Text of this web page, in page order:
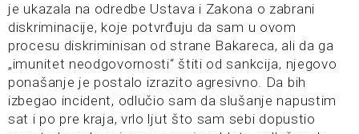
je ukazala na odredbe Ustava i Zakona o zabrani
diskriminacije, koje potvrđuju da sam u ovom
procesu diskriminisan od strane Bakareca, ali da ga
„imunitet neodgovornosti“ štiti od sankcija, njegovo
ponašanje je postalo izrazito agresivno. Da bih
izbegao incident, odlučio sam da slušanje napustim
sat i po pre kraja, vrlo ljut što sam sebi dopustio